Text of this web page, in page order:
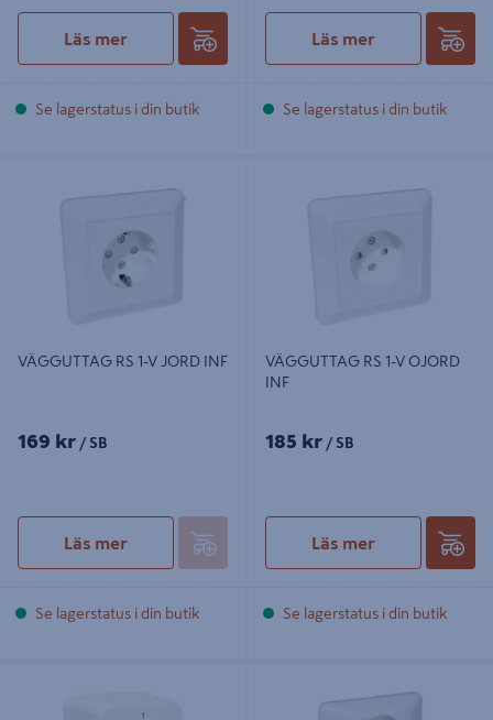
Läs mer
Se lagerstatus i din butik
Läs mer
Se lagerstatus i din butik
VÄGGUTTAG RS 1-V JORD INF
169 kr / SB
Läs mer
Se lagerstatus i din butik
VÄGGUTTAG RS 1-V OJORD
INF
185 kr / SB
Läs mer
Se lagerstatus i din butik